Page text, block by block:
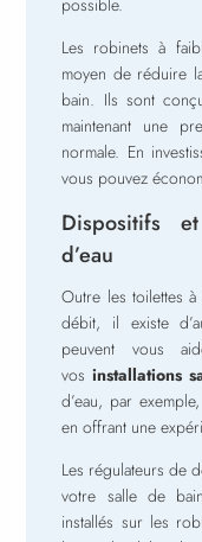
possible.
Les robinets à
moyen de réduire
bain. Ils sont
maintenant une
normale. En
vous pouvez
Dispositifs
d’eau
Outre les toilettes
débit, il existe
peuvent vous
vos installations
d’eau, par
en offrant une
Les régulateurs de
votre salle de
installés sur les